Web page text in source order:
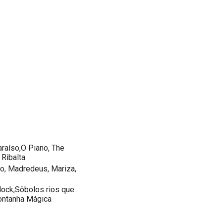
Piano, The
Madredeus, Mariza,
rios que
Mágica